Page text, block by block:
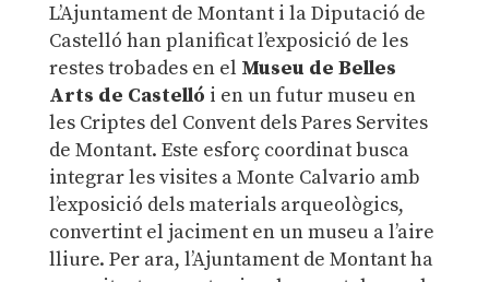
L’Ajuntament de Montant i la Diputació de
Castelló han planificat l’exposició de les
restes trobades en el Museu de Belles
Arts de Castelló i en un futur museu en
les Criptes del Convent dels Pares Servites
de Montant. Este esforç coordinat busca
integrar les visites a Monte Calvario amb
l’exposició dels materials arqueològics,
convertint el jaciment en un museu a l’aire
lliure. Per ara, l’Ajuntament de Montant ha